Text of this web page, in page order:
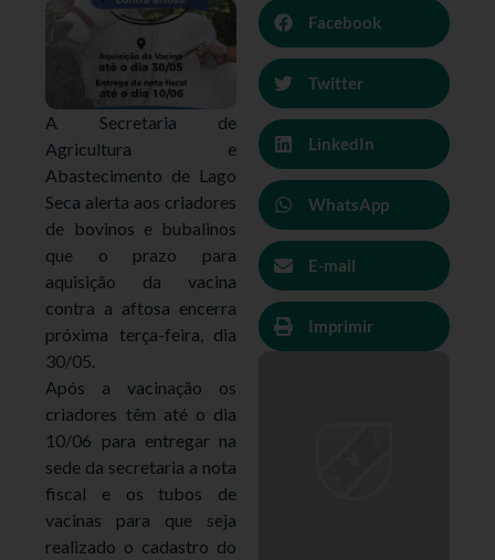
A Secretaria de
Agricultura e
Abastecimento de Lago
Seca alerta aos criadores
de bovinos e bubalinos
que o prazo para
aquisição da vacina
contra a aftosa encerra
próxima terça-feira, dia
30/05.
Após a vacinação os
criadores têm até o dia
10/06 para entregar na
sede da secretaria a nota
fiscal e os tubos de
vacinas para que seja
realizado o cadastro do
Facebook
Twitter
LinkedIn
WhatsApp
E-mail
Imprimir